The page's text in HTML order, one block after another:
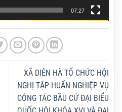
07:27
XÃ DIÊN HÀ TỔ CHỨC HỘI
NGHỊ TẬP HUẤN NGHIỆP VỤ
CÔNG TÁC BẦU CỬ ĐẠI BIỂU